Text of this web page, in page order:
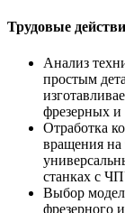
Трудовые
Анализ
простым
фрезерных
Отработка
вращения на
станках с
Выбор
фрезерного